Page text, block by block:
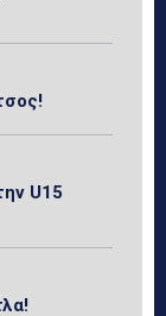
U15